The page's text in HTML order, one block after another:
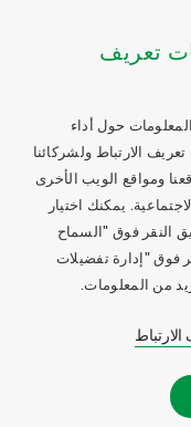
تعريف
حول أداء
الارتباط ولشركائنا
ومواقع الويب الأخرى
يمكنك اختيار
النقر فوق "السماح
فوق "إدارة تفضيلات
من المعلومات.